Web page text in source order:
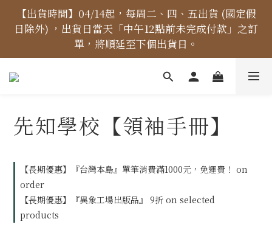
【價格標示更新】異象出版品-價格標示更新為原價，
折扣一律購物車計算。
【出貨時間】04/14起，每周二、四、五出貨 (國定假
日除外) ，出貨日當天「中午12點前未完成付款」之訂
單，將順延至下個出貨日。
【免運金額】台灣地區全站滿1000元免運費！
【價格標示更新】異象出版品-價格標示更新為原價，
先知學校【領袖手冊】
【長期優惠】『台灣本島』單筆消費滿1000元，免運費！ on
order
【長期優惠】『異象工場出版品』 9折 on selected
products